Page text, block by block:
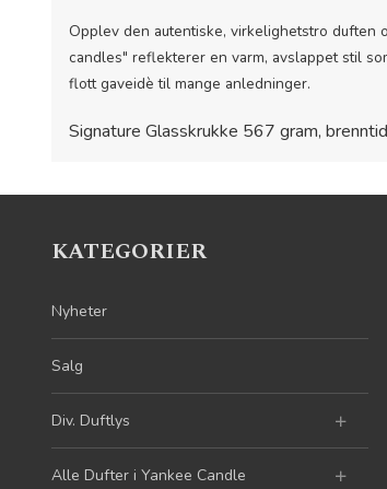
Opplev den autentiske, virkelighetstro duften
candles" reflekterer en varm, avslappet stil
flott gaveidè til mange anledninger.
Signature Glasskrukke 567 gram,
KATEGORIER
Nyheter
Salg
Div. Duftlys
Alle Dufter i Yankee Candle